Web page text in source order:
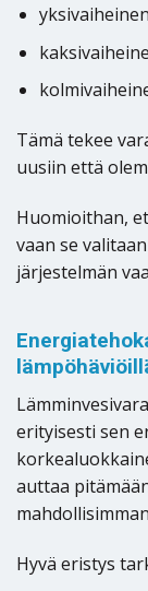
Tämä tekee
uusiin että
Huomioithan,
vaan se
järjestelmän
erityisesti sen
auttaa
Hyvä eristys